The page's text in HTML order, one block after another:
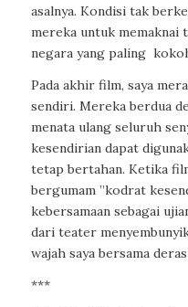
asalnya. Kondisi tak
mereka untuk memaknai
negara yang paling
Pada akhir film, saya
sendiri. Mereka berdua
menata ulang seluruh
kesendirian dapat
tetap bertahan. Ketika
bergumam ”kodrat
kebersamaan sebagai
dari teater
wajah saya bersama
***